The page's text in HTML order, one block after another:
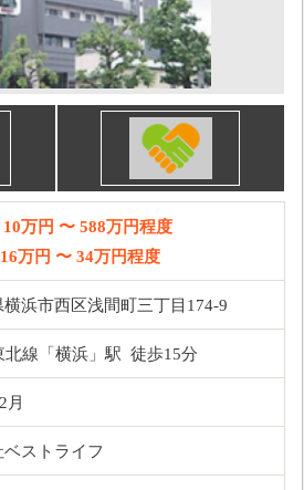
10万円 〜 588万円程度
16万円 〜 34万円程度
浜市西区浅間町三丁目174-9
北線「横浜」駅 徒歩15分
月
ストライフ